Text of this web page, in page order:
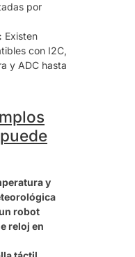
por
Existen
con I2C,
y ADC hasta
y
robot
reloj en